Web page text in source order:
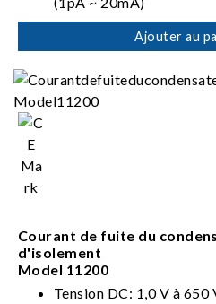
Test automatique avec
temporisation-mesure-
Ajouter au
Courant de fuite du
d'isolement
Model 11200
Tension DC: 1,0 V à 650